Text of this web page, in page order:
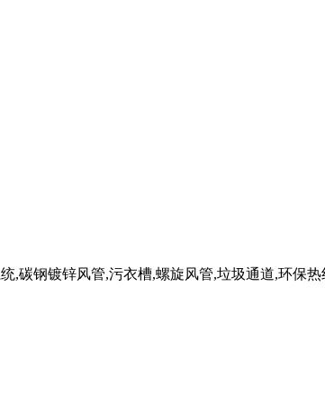
,碳钢镀锌风管,污衣槽,螺旋风管,垃圾通道,环保热